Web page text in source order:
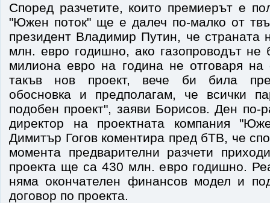
Според разчетите, които премиерът е
"Южен поток" ще е далеч по-малко от
президент Владимир Путин, че страната
млн. евро годишно, ако газопроводът не
милиона евро на година не отговаря
такъв нов проект, вече би била
обосновка и предполагам, че всички
подобен проект", заяви Борисов. Ден по-
директор на проектната компания
Димитър Гогов коментира пред бТВ, че
момента предварителни разчети
проекта ще са 430 млн. евро годишно.
няма окончателен финансов модел и
договор по проекта.